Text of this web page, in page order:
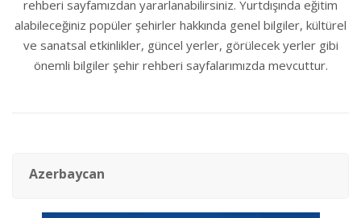
rehberi sayfamızdan yararlanabilirsiniz. Yurtdışında eğitim
alabileceğiniz popüler şehirler hakkında genel bilgiler, kültürel
ve sanatsal etkinlikler, güncel yerler, görülecek yerler gibi
önemli bilgiler şehir rehberi sayfalarımızda mevcuttur.
Azerbaycan